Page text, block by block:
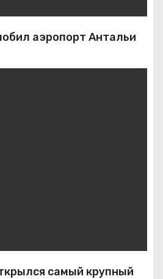
аэропорт Антальи
самый крупный